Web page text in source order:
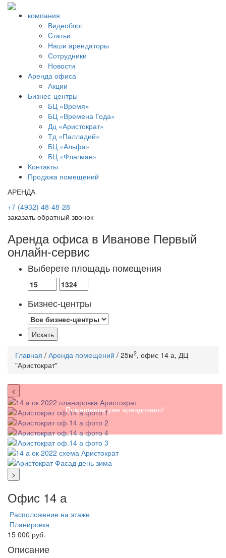
компания
Видеоблог
Cтатьи
Наши арендаторы
Сотрудники
Новости
Аренда офиса
Акции
Бизнес-центры
БЦ «Время»
БЦ «Времена Года»
Дц «Аристократ»
Тд «Палладий»
БЦ «Альфа»
БЦ «Флагман»
Контакты
Продажа помещений
АРЕНДА
+7 (4932) 48-48-28
заказать обратный звонок
Аренда офиса в Иванове Первый
онлайн-сервис
Выберете площадь помещения
Бизнес-центры
Главная / Аренда помещений / 25м2, офис 14 а, ДЦ
"Аристократ"
Помещение уже арендовано!
<
>
Офис 14 а
Расположение на этаже
Планировка
15 000 руб.
Описание